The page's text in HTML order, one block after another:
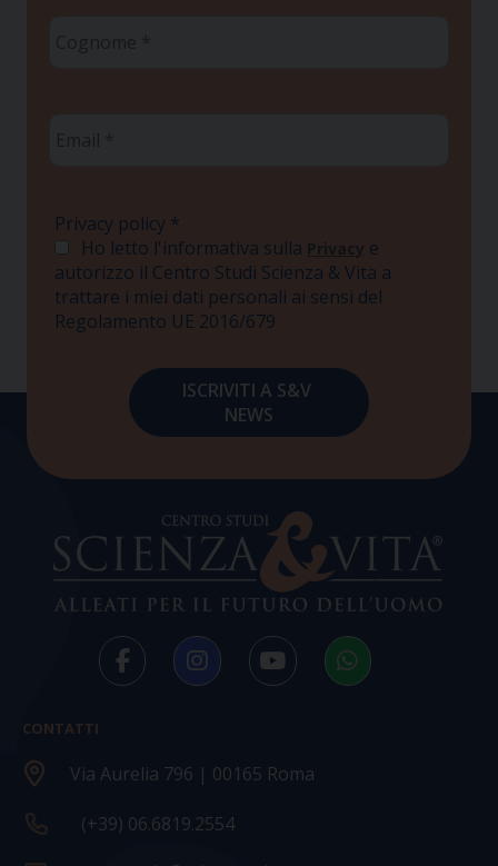
Privacy policy *
Ho letto l'informativa sulla Privacy e
autorizzo il Centro Studi Scienza & Vita a
trattare i miei dati personali ai sensi del
Regolamento UE 2016/679
CONTATTI
Via Aurelia 796 | 00165 Roma
(+39) 06.6819.2554